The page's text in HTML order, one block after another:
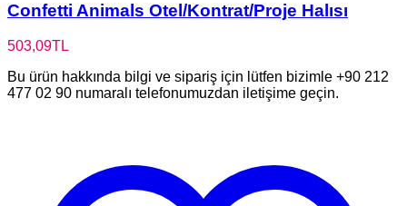
Confetti Animals Otel/Kontrat/Proje Halısı
503,09TL
Bu ürün hakkında bilgi ve sipariş için lütfen bizimle +90 212
477 02 90 numaralı telefonumuzdan iletişime geçin.